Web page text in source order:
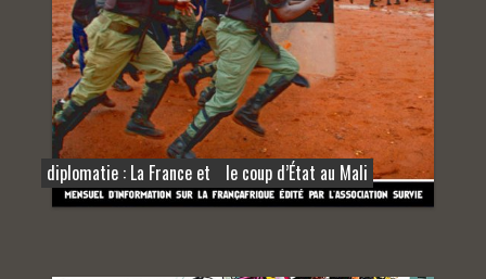
diplomatie : La France et le coup d’État au Mali